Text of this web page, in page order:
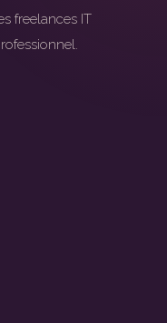
freelances IT